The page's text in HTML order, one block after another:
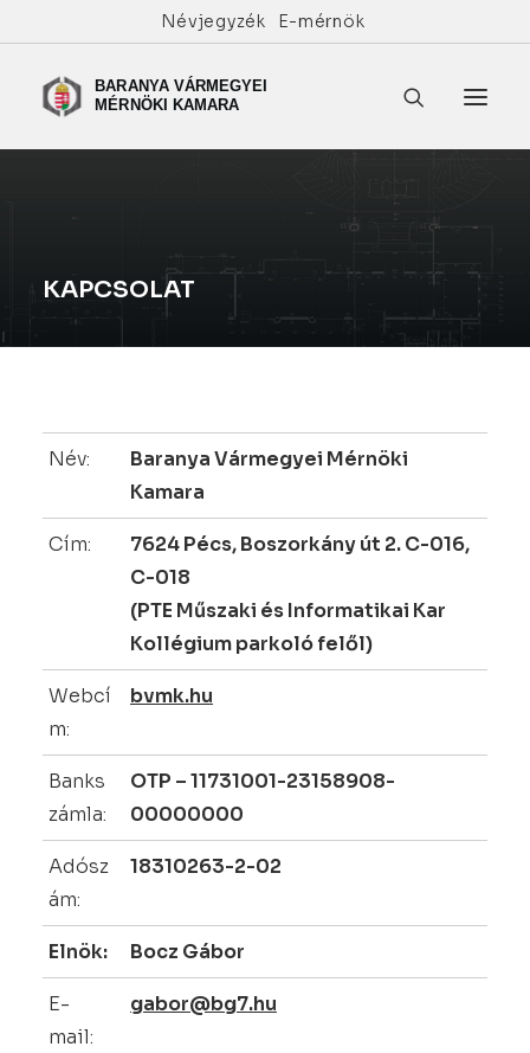
Névjegyzék E-mérnök
KAPCSOLAT
Név:
Baranya Vármegyei Mérnöki
Kamara
Cím:
7624 Pécs, Boszorkány út 2. C-016,
C-018
(PTE Műszaki és Informatikai Kar
Kollégium parkoló felől)
Webcí
m:
bvmk.hu
Banks
zámla:
OTP – 11731001-23158908-
00000000
Adósz
ám:
18310263-2-02
Elnök: Bocz Gábor
E-
mail:
gabor@bg7.hu